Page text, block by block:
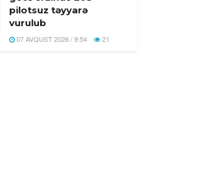
pilotsuz təyyarə
vurulub
07 AVQUST 2026 / 9:54 21